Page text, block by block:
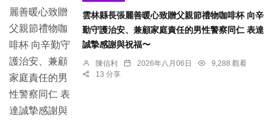
雲林縣長張麗善暖心致贈父親節禮物咖啡杯 向辛
勤守護治安、兼顧家庭責任的男性警察同仁 表達
誠摯感謝與祝福〜
陳信利 2026年八月06日
9,288 觀看
13 分享